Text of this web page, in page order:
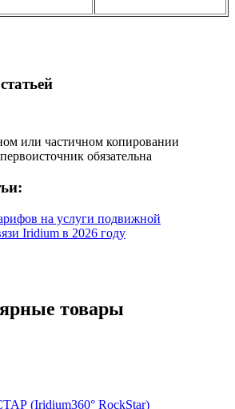
или частичном копировании
обязательна
на услуги подвижной
Iridium в 2026 году
товары